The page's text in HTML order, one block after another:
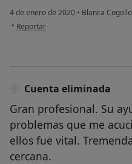
4 de enero de 2020 • Blanca
• en opinión del usuario Miguel
Reportar
Cuenta eliminada
Gran profesional. Su
problemas que me
ellos fue vital.
cercana.